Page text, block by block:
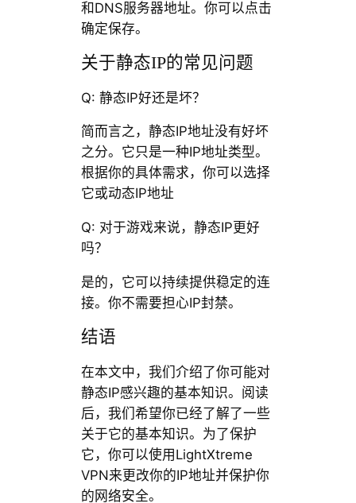
和DNS服务器地址。你可以点击
确定保存。
关于静态IP的常见问题
Q: 静态IP好还是坏？
简而言之，静态IP地址没有好坏
之分。它只是一种IP地址类型。
根据你的具体需求，你可以选择
它或动态IP地址
Q: 对于游戏来说，静态IP更好
吗？
是的，它可以持续提供稳定的连
接。你不需要担心IP封禁。
结语
在本文中，我们介绍了你可能对
静态IP感兴趣的基本知识。阅读
后，我们希望你已经了解了一些
关于它的基本知识。为了保护
它，你可以使用LightXtreme
VPN来更改你的IP地址并保护你
的网络安全。